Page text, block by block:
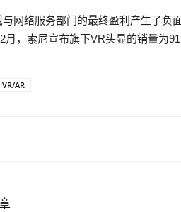
网络服务部门的最终盈利产生了负
，索尼宣布旗下VR头显的销量为
VR/AR